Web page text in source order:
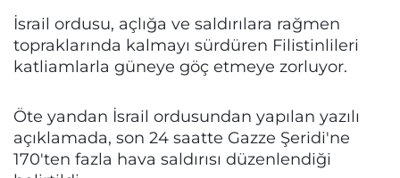
İsrail ordusu, açlığa ve saldırılara rağmen
topraklarında kalmayı sürdüren Filistinlileri
katliamlarla güneye göç etmeye zorluyor.
Öte yandan İsrail ordusundan yapılan yazılı
açıklamada, son 24 saatte Gazze Şeridi'ne
170'ten fazla hava saldırısı düzenlendiği